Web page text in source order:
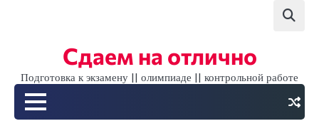
Сдаем на отлично
Подготовка к экзамену || олимпиаде || контрольной работе